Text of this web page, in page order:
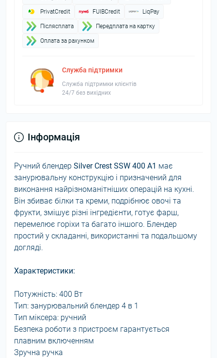
PrivatCredit FUIBCredit LiqPay
Пiслясплата Передплата на картку
Оплата за рахунком
Служба підтримки
Служба підтримки клієнтів
24/7 без вихідних
Інформація
Ручний блендер Silver Crest SSW 400 A1 має
занурювальну конструкцію і призначений для
виконання найрізноманітніших операцій на кухні.
Він збиває білки та креми, подрібнює овочі та
фрукти, змішує різні інгредієнти, готує фарш,
перемелює горіхи та багато іншого. Блендер
простий у складанні, використанні та подальшому
догляді.
Характеристики:
Потужність: 400 Вт
Тип: занурювальний блендер 4 в 1
Тип міксера: ручний
Безпека роботи з пристроєм гарантується
плавним включенням
Зручна ручка